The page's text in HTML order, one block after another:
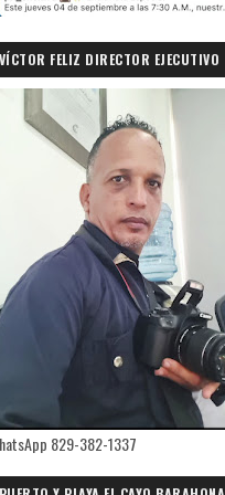
FELIZ DIRECTOR EJECUTIVO
829-382-1337